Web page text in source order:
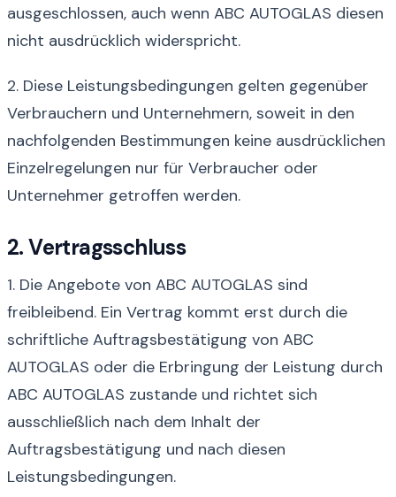
ausgeschlossen, auch wenn ABC AUTOGLAS diesen
nicht ausdrücklich widerspricht.
2. Diese Leistungsbedingungen gelten gegenüber
Verbrauchern und Unternehmern, soweit in den
nachfolgenden Bestimmungen keine ausdrücklichen
Einzelregelungen nur für Verbraucher oder
Unternehmer getroffen werden.
2. Vertragsschluss
1. Die Angebote von ABC AUTOGLAS sind
freibleibend. Ein Vertrag kommt erst durch die
schriftliche Auftragsbestätigung von ABC
AUTOGLAS oder die Erbringung der Leistung durch
ABC AUTOGLAS zustande und richtet sich
ausschließlich nach dem Inhalt der
Auftragsbestätigung und nach diesen
Leistungsbedingungen.